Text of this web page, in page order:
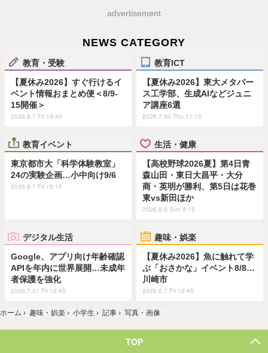
advertisement
NEWS CATEGORY
教育・受験
【夏休み2026】すぐ行けるイ
ベント情報おまとめ便＜8/9-
15開催＞
2026.8.7 Fri 19:45
教育ICT
【夏休み2026】東大メタバー
ス工学部、生成AIなどジュニ
ア講座6選
2026.7.30 Thu 11:15
教育イベント
東京都市大「科学体験教室」
24の実験企画…小中向け9/6
2026.8.7 Fri 18:15
生活・健康
【高校野球2026夏】第4日青
森山田・東日大昌平・大分
商・英明が勝利、第5日は花巻
東vs新田ほか
2026.8.9 Sun 9:15
デジタル生活
Google、アプリ向け年齢確認
APIを年内に世界展開…未成年
者保護を強化
2026.7.31 Fri 13:45
趣味・娯楽
【夏休み2026】魚に触れて学
ぶ「おさかな」イベント8/8…
川崎市
2026.8.7 Fri 10:45
ホーム › 趣味・娯楽 › 小学生 › 記事 › 写真・画像
TOP